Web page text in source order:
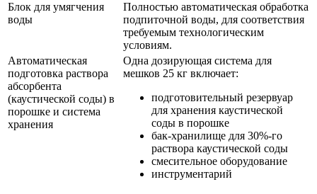
Блок для умягчения
воды
Полностью автоматическая обработка
подпиточной воды, для соответствия
требуемым технологическим
условиям.
Автоматическая
подготовка раствора
абсорбента
(каустической соды) в
порошке и система
хранения
Одна дозирующая система для
мешков 25 кг включает:
подготовительный резервуар
для хранения каустической
соды в порошке
бак-хранилище для 30%-го
раствора каустической соды
смесительное оборудование
инструментарий